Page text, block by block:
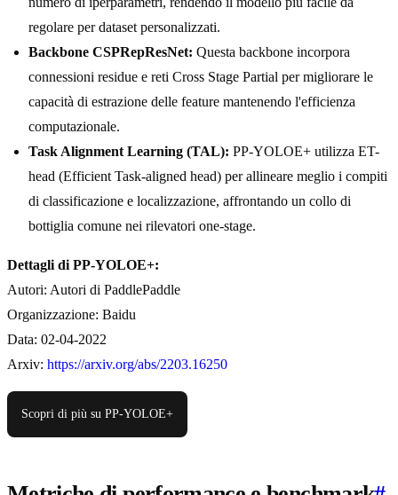
regolare per dataset personalizzati.
Backbone CSPRepResNet: Questa backbone incorpora
connessioni residue e reti Cross Stage Partial per migliorare le
capacità di estrazione delle feature mantenendo l'efficienza
computazionale.
Task Alignment Learning (TAL): PP-YOLOE+ utilizza ET-
head (Efficient Task-aligned head) per allineare meglio i compiti
di classificazione e localizzazione, affrontando un collo di
bottiglia comune nei rilevatori one-stage.
Dettagli di PP-YOLOE+:
Autori: Autori di PaddlePaddle
Organizzazione: Baidu
Data: 02-04-2022
Arxiv: https://arxiv.org/abs/2203.16250
Scopri di più su PP-YOLOE+